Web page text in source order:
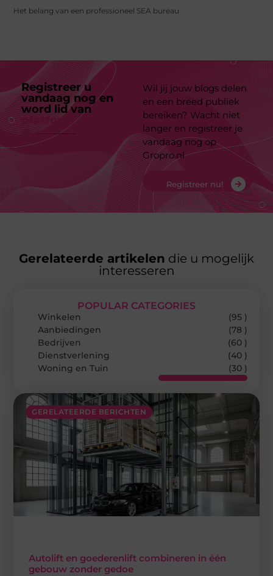
Het belang van een professioneel SEA bureau
Registreer u
vandaag nog en
word lid van
platform
Wil jij jouw blogs delen
en een breed publiek
bereiken? Wacht niet
langer en registreer je
vandaag nog op
Gropro.nl
Registreer nu!
Gerelateerde artikelen die u mogelijk
interesseren
GERELATEERDE BERICHTEN
Autolift en goederenlift combineren in één
gebouw zonder gedoe
POPULAR CATEGORIES
Winkelen
(95 )
Aanbiedingen
(78 )
Bedrijven
(60 )
Dienstverlening
(40 )
Woning en Tuin
(30 )